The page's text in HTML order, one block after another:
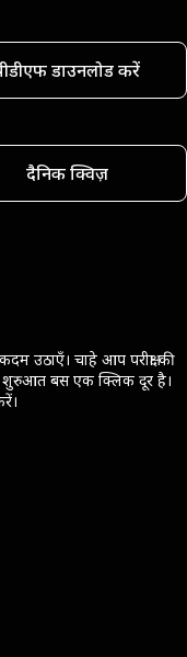
डाउनलोड करें
दैनिक क्विज़
उठाएँ। चाहे आप परीक्षा की
शुरुआत बस एक क्लिक दूर है।